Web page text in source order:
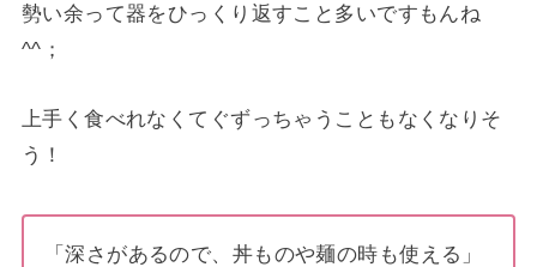
勢い余って器をひっくり返すこと多いですもんね
^^；
上手く食べれなくてぐずっちゃうこともなくなりそ
う！
「深さがあるので、丼ものや麺の時も使える」